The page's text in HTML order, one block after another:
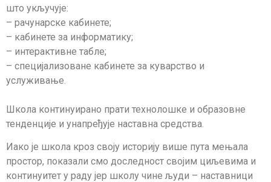
што укључује:
– рачунарске кабинете;
– кабинете за информатику;
– интерактивне табле;
– специјализоване кабинете за куварство и
услуживање.
Школа континуирано прати технолошке и образовне
тенденције и унапређује наставна средства.
Иако је школа кроз своју историју више пута мењала
простор, показали смо доследност својим циљевима и
континуитет у раду јер школу чине људи – наставници